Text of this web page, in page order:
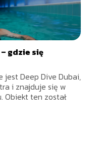
gdzie się
jest Deep Dive Dubai,
i znajduje się w
Obiekt ten został